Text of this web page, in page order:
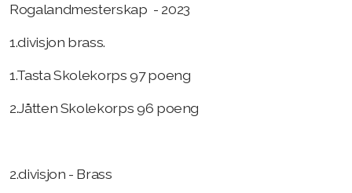
Rogalandmesterskap - 2023
1.divisjon brass.
1.Tasta Skolekorps 97 poeng
2.Jåtten Skolekorps 96 poeng
2.divisjon - Brass